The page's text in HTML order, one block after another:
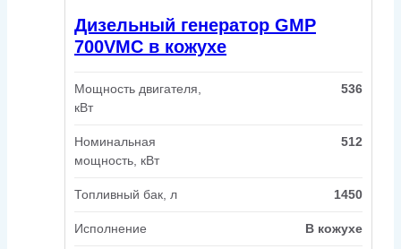
Дизельный генератор GMP
700VMC в кожухе
Мощность двигателя,
кВт
536
Номинальная
мощность, кВт
512
Топливный бак, л 1450
Исполнение В кожухе